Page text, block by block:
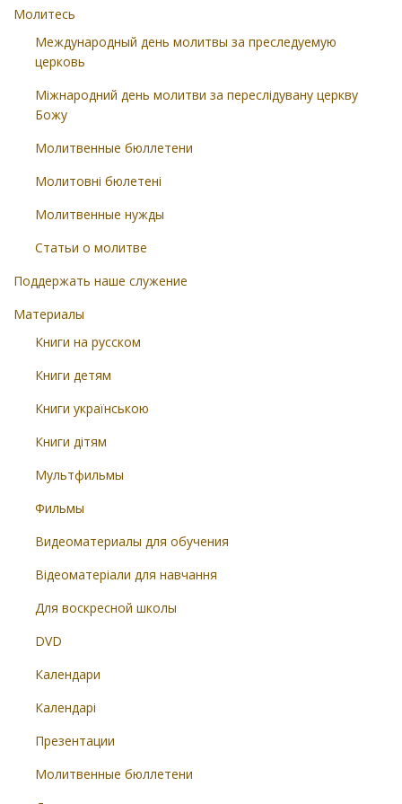
Молитесь
Международный день молитвы за преследуемую
церковь
Міжнародний день молитви за переслідувану церкву
Божу
Молитвенные бюллетени
Молитовні бюлетені
Молитвенные нужды
Статьи о молитве
Поддержать наше служение
Материалы
Книги на русском
Книги детям
Книги українською
Книги дітям
Мультфильмы
Фильмы
Видеоматериалы для обучения
Відеоматеріали для навчання
Для воскресной школы
DVD
Календари
Календарі
Презентации
Молитвенные бюллетени